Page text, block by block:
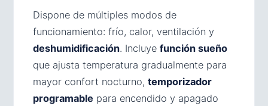
Dispone de múltiples modos de
funcionamiento: frío, calor, ventilación y
deshumidificación. Incluye función sueño
que ajusta temperatura gradualmente para
mayor confort nocturno, temporizador
programable para encendido y apagado